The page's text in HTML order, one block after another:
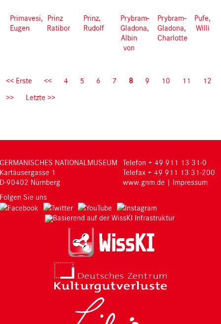
Primavesi,
Eugen
Prinz
Ratibor
Prinz,
Rudolf
Prybram-
Gladona,
Albin
von
Prybram-
Gladona,
Charlotte
Pufe,
Willi
First
<< Erste
Previous
<< Page
4 Page
5 Page
6 Page
7
Current
8 Page
9 Page
10 Page
11 Page
12
Next
>>
Last
Letzte >>
GERMANISCHES NATIONALMUSEUM
Kartäusergasse 1
D-90402 Nürnberg
Telefon + 49 911 13 31-0
Telefax + 49 911 13 31-200
www.gnm.de | Impressum
Folgen Sie uns
Basierend auf der WissKI Infrastruktur